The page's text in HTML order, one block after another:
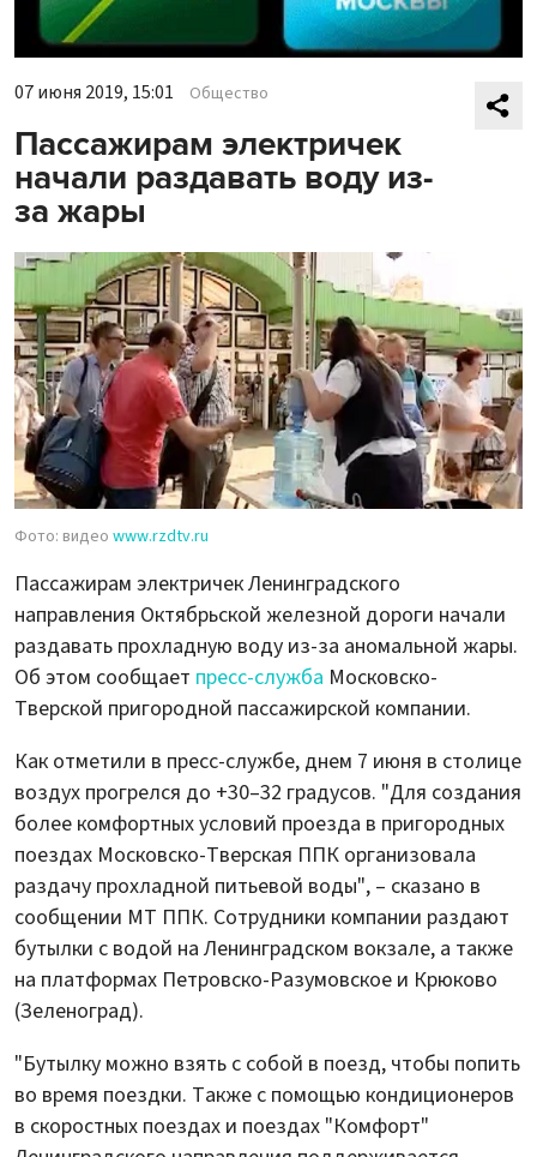
07 июня 2019, 15:01 Общество
Пассажирам электричек
начали раздавать воду из-
за жары
Фото: видео www.rzdtv.ru
Пассажирам электричек Ленинградского
направления Октябрьской железной дороги начали
раздавать прохладную воду из-за аномальной жары.
Об этом сообщает пресс-служба Московско-
Тверской пригородной пассажирской компании.
Как отметили в пресс-службе, днем 7 июня в столице
воздух прогрелся до +30–32 градусов. "Для создания
более комфортных условий проезда в пригородных
поездах Московско-Тверская ППК организовала
раздачу прохладной питьевой воды", – сказано в
сообщении МТ ППК. Сотрудники компании раздают
бутылки с водой на Ленинградском вокзале, а также
на платформах Петровско-Разумовское и Крюково
(Зеленоград).
"Бутылку можно взять с собой в поезд, чтобы попить
во время поездки. Также с помощью кондиционеров
в скоростных поездах и поездах "Комфорт"